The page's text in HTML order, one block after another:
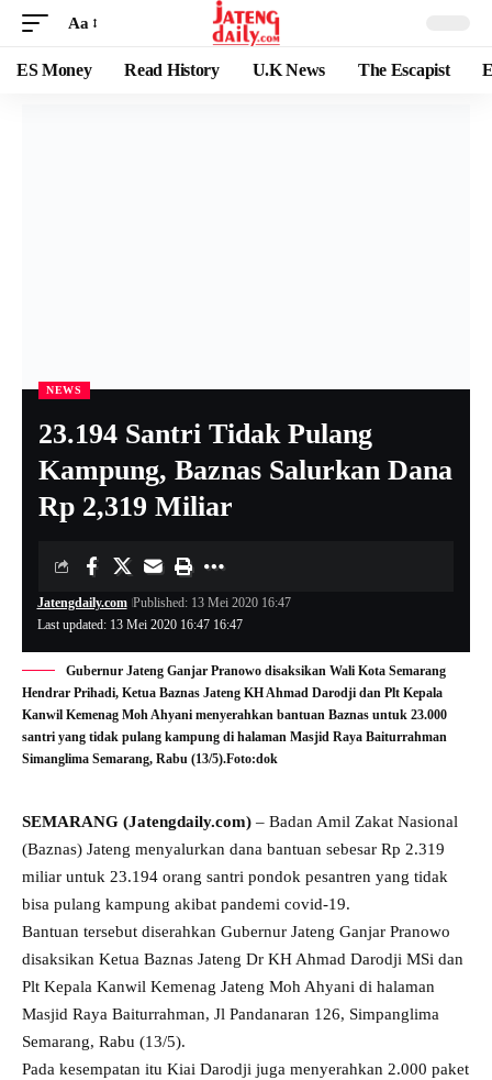
Aa
ES Money Read History U.K News The Escapist
NEWS
23.194 Santri Tidak Pulang
Kampung, Baznas Salurkan Dana
Rp 2,319 Miliar
Last updated: 13 Mei 2020 16:47 16:47
Jatengdaily.com Published: 13 Mei 2020 16:47
Gubernur Jateng Ganjar Pranowo disaksikan Wali Kota Semarang
Hendrar Prihadi, Ketua Baznas Jateng KH Ahmad Darodji dan Plt Kepala
Kanwil Kemenag Moh Ahyani menyerahkan bantuan Baznas untuk 23.000
santri yang tidak pulang kampung di halaman Masjid Raya Baiturrahman
Simanglima Semarang, Rabu (13/5).Foto:dok
SEMARANG (Jatengdaily.com) – Badan Amil Zakat Nasional
(Baznas) Jateng menyalurkan dana bantuan sebesar Rp 2.319
miliar untuk 23.194 orang santri pondok pesantren yang tidak
bisa pulang kampung akibat pandemi covid-19.
Bantuan tersebut diserahkan Gubernur Jateng Ganjar Pranowo
disaksikan Ketua Baznas Jateng Dr KH Ahmad Darodji MSi dan
Plt Kepala Kanwil Kemenag Jateng Moh Ahyani di halaman
Masjid Raya Baiturrahman, Jl Pandanaran 126, Simpanglima
Semarang, Rabu (13/5).
Pada kesempatan itu Kiai Darodji juga menyerahkan 2.000 paket